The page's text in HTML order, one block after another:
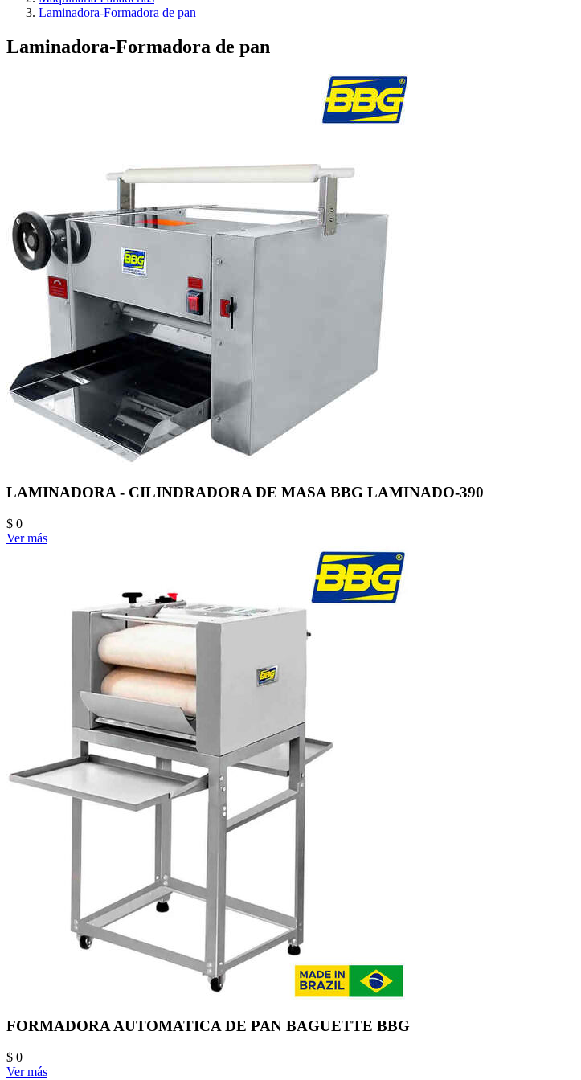
Laminadora-Formadora de pan
Laminadora-Formadora de pan
LAMINADORA - CILINDRADORA DE MASA BBG LAMINADO-390
$ 0
Ver más
FORMADORA AUTOMATICA DE PAN BAGUETTE BBG
$ 0
Ver más